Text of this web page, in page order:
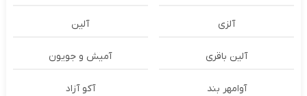
آلزی آلین
آلین باقری آمیش و جویون
آوامهر بند آکو آزاد